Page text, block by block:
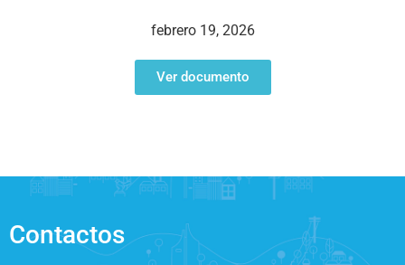
Vivienda Nueva
Acompañamiento Social
Directorio de servidores
Encuesta de Percepción
A+ A A-
Tamaño de la
fuente
Contraste
febrero 19, 2026
Ver documento
Contactos